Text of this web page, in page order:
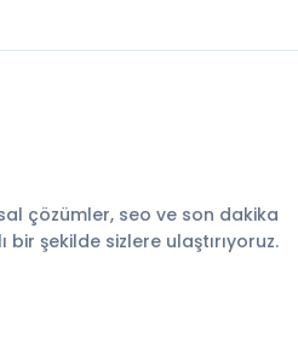
çözümler, seo ve son dakika
bir şekilde sizlere ulaştırıyoruz.